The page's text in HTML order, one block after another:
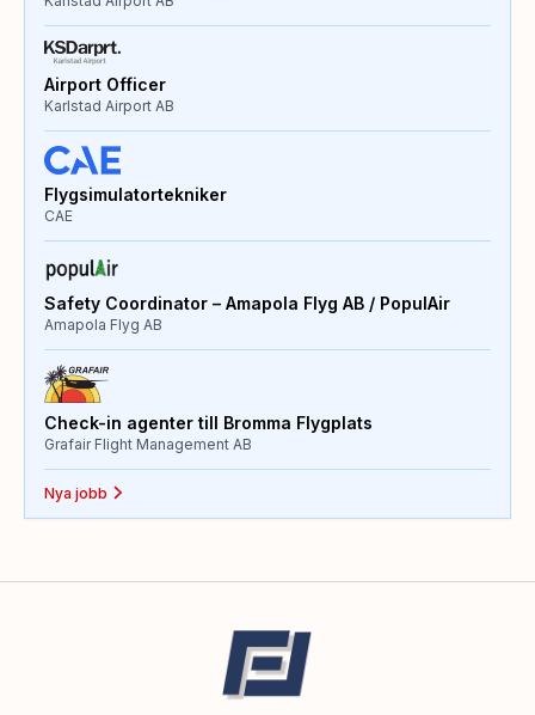
Airport Officer
Karlstad Airport AB
Flygsimulatortekniker
CAE
Safety Coordinator – Amapola Flyg AB / PopulAir
Amapola Flyg AB
Check-in agenter till Bromma Flygplats
Grafair Flight Management AB
Nya jobb